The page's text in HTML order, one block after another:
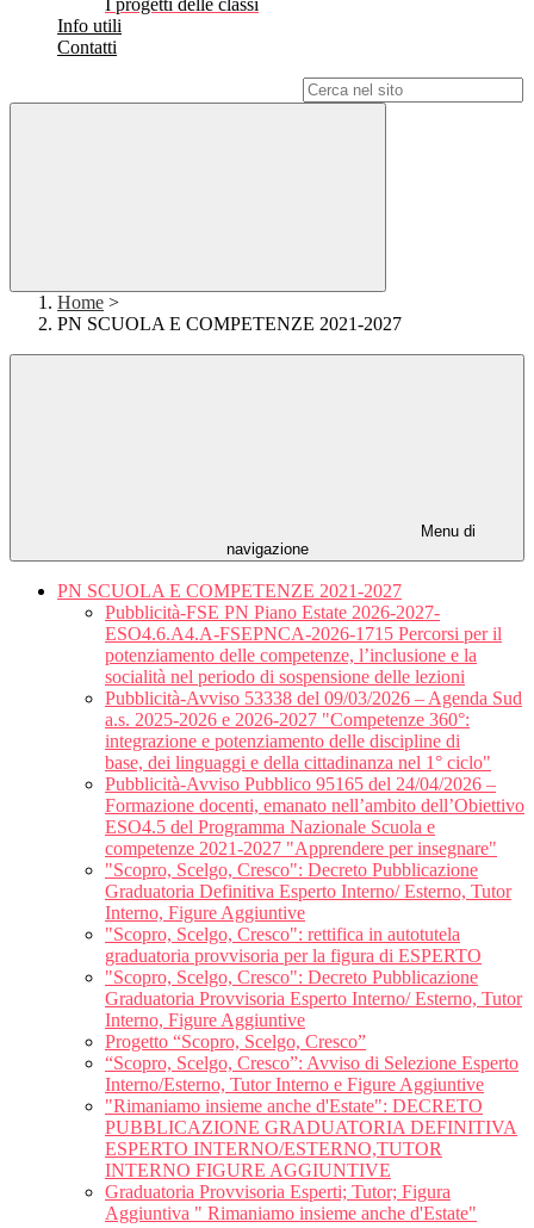
I progetti delle classi
Info utili
Contatti
Home >
PN SCUOLA E COMPETENZE 2021-2027
Menu di
navigazione
PN SCUOLA E COMPETENZE 2021-2027
Pubblicità-FSE PN Piano Estate 2026-2027-
ESO4.6.A4.A-FSEPNCA-2026-1715 Percorsi per il
potenziamento delle competenze, l’inclusione e la
socialità nel periodo di sospensione delle lezioni
Pubblicità-Avviso 53338 del 09/03/2026 – Agenda Sud
a.s. 2025-2026 e 2026-2027 "Competenze 360°:
integrazione e potenziamento delle discipline di
base, dei linguaggi e della cittadinanza nel 1° ciclo"
Pubblicità-Avviso Pubblico 95165 del 24/04/2026 –
Formazione docenti, emanato nell’ambito dell’Obiettivo
ESO4.5 del Programma Nazionale Scuola e
competenze 2021-2027 "Apprendere per insegnare"
"Scopro, Scelgo, Cresco": Decreto Pubblicazione
Graduatoria Definitiva Esperto Interno/ Esterno, Tutor
Interno, Figure Aggiuntive
"Scopro, Scelgo, Cresco": rettifica in autotutela
graduatoria provvisoria per la figura di ESPERTO
"Scopro, Scelgo, Cresco": Decreto Pubblicazione
Graduatoria Provvisoria Esperto Interno/ Esterno, Tutor
Interno, Figure Aggiuntive
Progetto “Scopro, Scelgo, Cresco”
“Scopro, Scelgo, Cresco”: Avviso di Selezione Esperto
Interno/Esterno, Tutor Interno e Figure Aggiuntive
"Rimaniamo insieme anche d'Estate": DECRETO
PUBBLICAZIONE GRADUATORIA DEFINITIVA
ESPERTO INTERNO/ESTERNO,TUTOR
INTERNO FIGURE AGGIUNTIVE
Graduatoria Provvisoria Esperti; Tutor; Figura
Aggiuntiva " Rimaniamo insieme anche d'Estate"